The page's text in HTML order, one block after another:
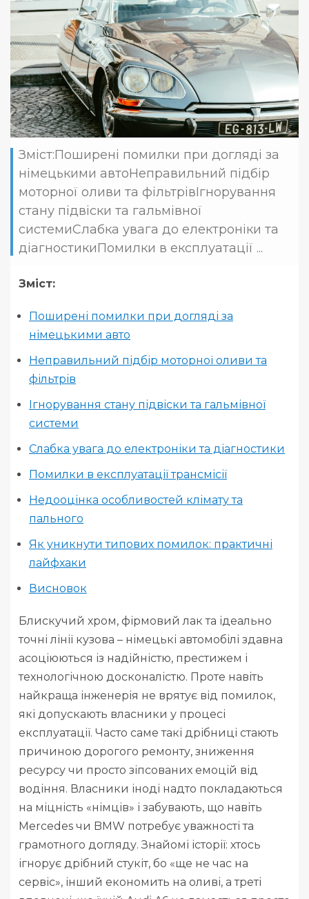
Зміст:Поширені помилки при догляді за
німецькими автоНеправильний підбір
моторної оливи та фільтрівІгнорування
стану підвіски та гальмівної
системиСлабка увага до електроніки та
діагностикиПомилки в експлуатації ...
Зміст:
Поширені помилки при догляді за
німецькими авто
Неправильний підбір моторної оливи та
фільтрів
Ігнорування стану підвіски та гальмівної
системи
Слабка увага до електроніки та діагностики
Помилки в експлуатації трансмісії
Недооцінка особливостей клімату та
пального
Як уникнути типових помилок: практичні
лайфхаки
Висновок
Блискучий хром, фірмовий лак та ідеально
точні лінії кузова – німецькі автомобілі здавна
асоціюються із надійністю, престижем і
технологічною досконалістю. Проте навіть
найкраща інженерія не врятує від помилок,
які допускають власники у процесі
експлуатації. Часто саме такі дрібниці стають
причиною дорогого ремонту, зниження
ресурсу чи просто зіпсованих емоцій від
водіння. Власники іноді надто покладаються
на міцність «німців» і забувають, що навіть
Mercedes чи BMW потребує уважності та
грамотного догляду. Знайомі історії: хтось
ігнорує дрібний стукіт, бо «ще не час на
сервіс», інший економить на оливі, а треті